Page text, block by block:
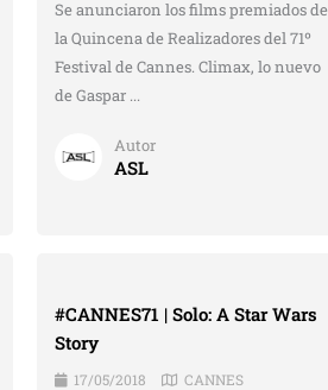
Se anunciaron los films premiados de
la Quincena de Realizadores del 71º
Festival de Cannes. Climax, lo nuevo
de Gaspar ...
Autor
ASL
#CANNES71 | Solo: A Star Wars
Story
17/05/2018 CANNES